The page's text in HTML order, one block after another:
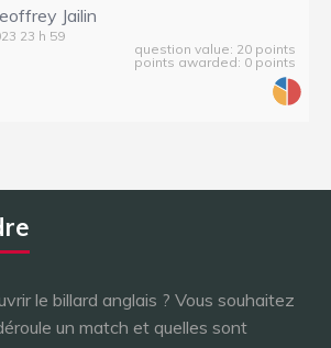
Jailin
23 h 59
question value: 20 points
points awarded: 0 points
le billard anglais ? Vous souhaitez
un match et quelles sont